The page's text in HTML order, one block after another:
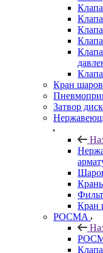
Кран
Затвор
Кран
РОСМА